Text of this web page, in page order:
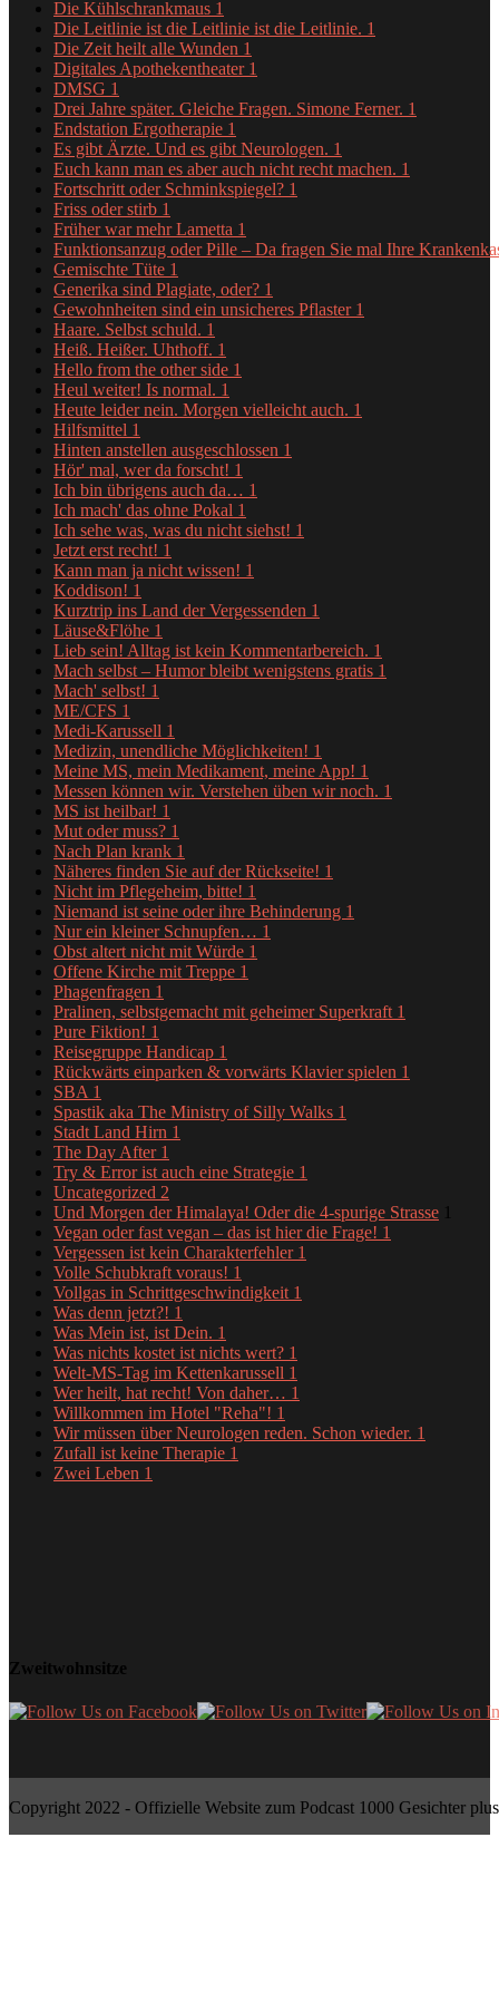
Die Kühlschrankmaus 1
Die Leitlinie ist die Leitlinie ist die Leitlinie. 1
Die Zeit heilt alle Wunden 1
Digitales Apothekentheater 1
DMSG 1
Drei Jahre später. Gleiche Fragen. Simone Ferner. 1
Endstation Ergotherapie 1
Es gibt Ärzte. Und es gibt Neurologen. 1
Euch kann man es aber auch nicht recht machen. 1
Fortschritt oder Schminkspiegel? 1
Friss oder stirb 1
Früher war mehr Lametta 1
Funktionsanzug oder Pille – Da fragen Sie mal Ihre
Gemischte Tüte 1
Generika sind Plagiate, oder? 1
Gewohnheiten sind ein unsicheres Pflaster 1
Haare. Selbst schuld. 1
Heiß. Heißer. Uhthoff. 1
Hello from the other side 1
Heul weiter! Is normal. 1
Heute leider nein. Morgen vielleicht auch. 1
Hilfsmittel 1
Hinten anstellen ausgeschlossen 1
Hör' mal, wer da forscht! 1
Ich bin übrigens auch da… 1
Ich mach' das ohne Pokal 1
Ich sehe was, was du nicht siehst! 1
Jetzt erst recht! 1
Kann man ja nicht wissen! 1
Koddison! 1
Kurztrip ins Land der Vergessenden 1
Läuse&Flöhe 1
Lieb sein! Alltag ist kein Kommentarbereich. 1
Mach selbst – Humor bleibt wenigstens gratis 1
Mach' selbst! 1
ME/CFS 1
Medi-Karussell 1
Medizin, unendliche Möglichkeiten! 1
Meine MS, mein Medikament, meine App! 1
Messen können wir. Verstehen üben wir noch. 1
MS ist heilbar! 1
Mut oder muss? 1
Nach Plan krank 1
Näheres finden Sie auf der Rückseite! 1
Nicht im Pflegeheim, bitte! 1
Niemand ist seine oder ihre Behinderung 1
Nur ein kleiner Schnupfen… 1
Obst altert nicht mit Würde 1
Offene Kirche mit Treppe 1
Phagenfragen 1
Pralinen, selbstgemacht mit geheimer Superkraft 1
Pure Fiktion! 1
Reisegruppe Handicap 1
Rückwärts einparken & vorwärts Klavier spielen 1
SBA 1
Spastik aka The Ministry of Silly Walks 1
Stadt Land Hirn 1
The Day After 1
Try & Error ist auch eine Strategie 1
Uncategorized 2
Und Morgen der Himalaya! Oder die 4-spurige Strasse 1
Vegan oder fast vegan – das ist hier die Frage! 1
Vergessen ist kein Charakterfehler 1
Volle Schubkraft voraus! 1
Vollgas in Schrittgeschwindigkeit 1
Was denn jetzt?! 1
Was Mein ist, ist Dein. 1
Was nichts kostet ist nichts wert? 1
Welt-MS-Tag im Kettenkarussell 1
Wer heilt, hat recht! Von daher… 1
Willkommen im Hotel "Reha"! 1
Wir müssen über Neurologen reden. Schon wieder. 1
Zufall ist keine Therapie 1
Zwei Leben 1
Zweitwohnsitze
Copyright 2022 - Offizielle Website zum Podcast 1000 Gesichter